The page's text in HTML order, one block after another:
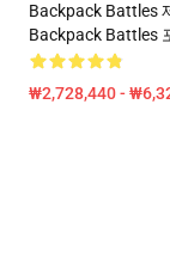
Backpack Battles
Backpack Battles
₩2,728,440 -